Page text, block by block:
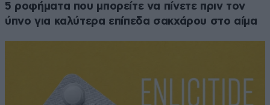
5 ροφήματα που μπορείτε να πίνετε πριν τον
ύπνο για καλύτερα επίπεδα σακχάρου στο αίμα